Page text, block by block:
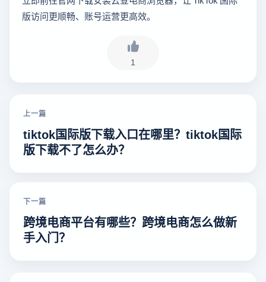
版访问更顺畅、账号运营更高效。
1
上一篇
tiktok国际版下载入口在哪里？tiktok国际
版下载不了怎么办？
下一篇
跨境电商平台有哪些？跨境电商怎么做新
手入门？